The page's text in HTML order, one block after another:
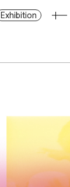
Exhibition